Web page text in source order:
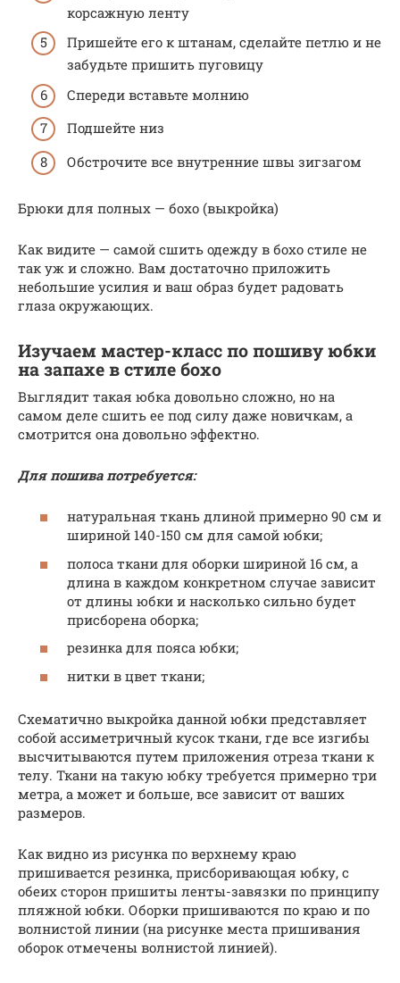
корсажную ленту
Пришейте его к штанам, сделайте петлю и не
забудьте пришить пуговицу
Спереди вставьте молнию
Подшейте низ
Обстрочите все внутренние швы зигзагом
Брюки для полных — бохо (выкройка)
Как видите — самой сшить одежду в бохо стиле не
так уж и сложно. Вам достаточно приложить
небольшие усилия и ваш образ будет радовать
глаза окружающих.
Изучаем мастер-класс по пошиву юбки
на запахе в стиле бохо
Выглядит такая юбка довольно сложно, но на
самом деле сшить ее под силу даже новичкам, а
смотрится она довольно эффектно.
Для пошива потребуется:
натуральная ткань длиной примерно 90 см и
шириной 140-150 см для самой юбки;
полоса ткани для оборки шириной 16 см, а
длина в каждом конкретном случае зависит
от длины юбки и насколько сильно будет
присборена оборка;
резинка для пояса юбки;
нитки в цвет ткани;
Схематично выкройка данной юбки представляет
собой ассиметричный кусок ткани, где все изгибы
высчитываются путем приложения отреза ткани к
телу. Ткани на такую юбку требуется примерно три
метра, а может и больше, все зависит от ваших
размеров.
Как видно из рисунка по верхнему краю
пришивается резинка, присборивающая юбку, с
обеих сторон пришиты ленты-завязки по принципу
пляжной юбки. Оборки пришиваются по краю и по
волнистой линии (на рисунке места пришивания
оборок отмечены волнистой линией).